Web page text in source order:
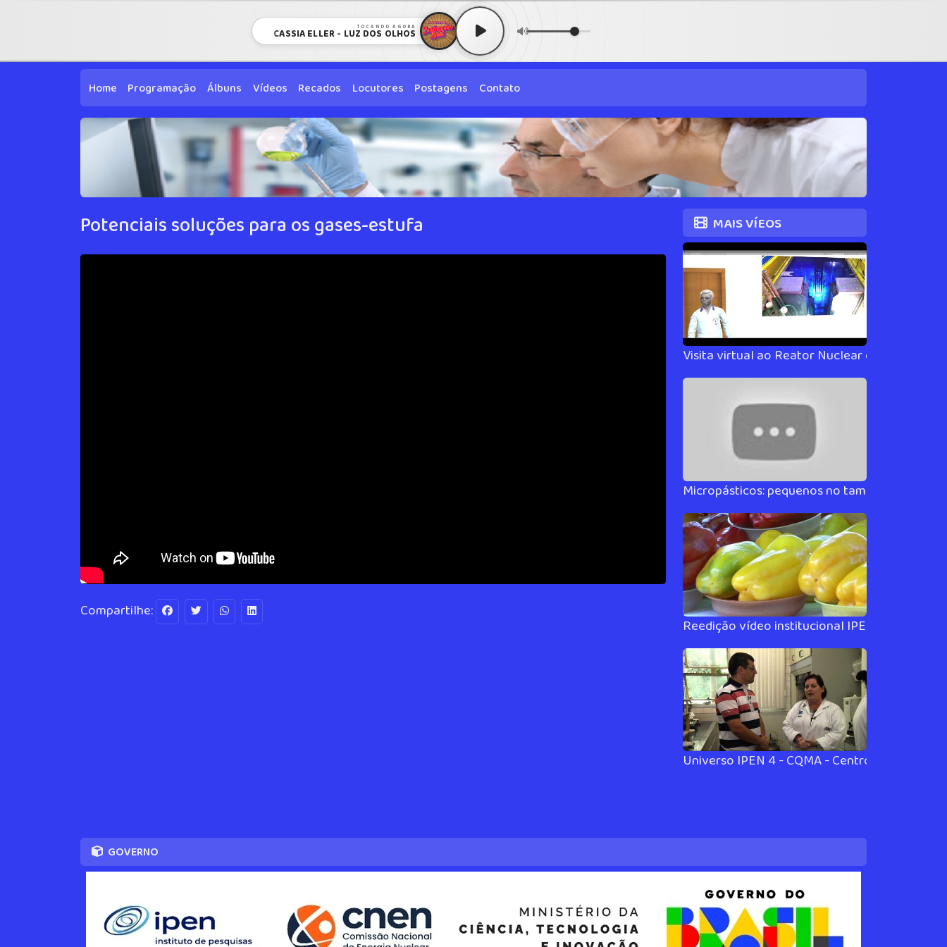
TOCANDO AGORA
CASSIA ELLER - LUZ DOS OLHOS
Home Programação Álbuns Vídeos Recados Locutores Postagens Contato
Potenciais soluções para os gases-estufa
Compartilhe:
MAIS VÍEOS
Visita virtual ao Reator Nuclear de Pesquisa
Micropásticos: pequenos no tamanho,
Reedição vídeo institucional IPEN, em
Universo IPEN 4 - CQMA - Centro de Química
GOVERNO